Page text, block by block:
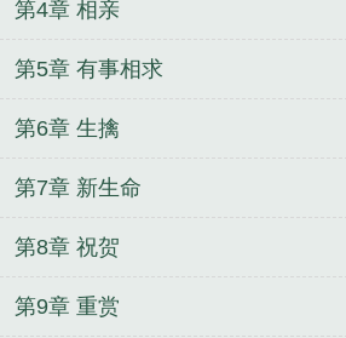
第4章 相亲
第5章 有事相求
第6章 生擒
第7章 新生命
第8章 祝贺
第9章 重赏